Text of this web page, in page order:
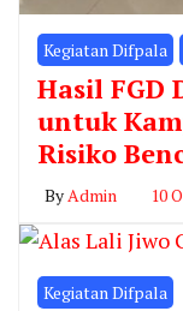
Kegiatan Difpala
Hasil FGD
untuk
Risiko
ByAdmin 10
Kegiatan Difpala